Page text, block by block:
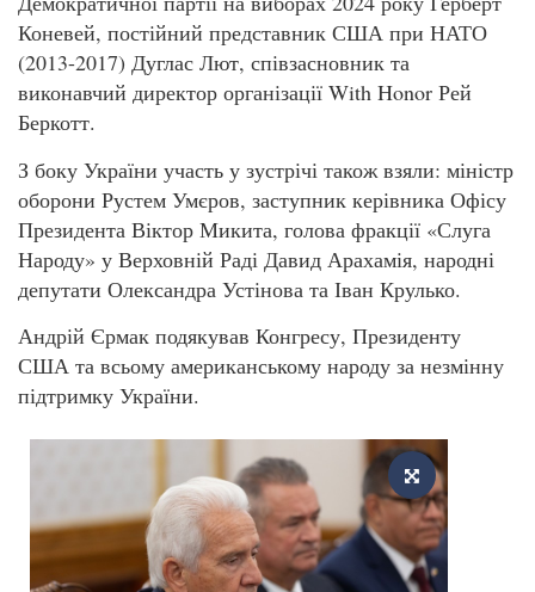
Коневей, постійний представник США при НАТО
(2013-2017) Дуглас Лют, співзасновник та
виконавчий директор організації With Honor Рей
Беркотт.
З боку України участь у зустрічі також взяли: міністр
оборони Рустем Умєров, заступник керівника Офісу
Президента Віктор Микита, голова фракції «Слуга
Народу» у Верховній Раді Давид Арахамія, народні
депутати Олександра Устінова та Іван Крулько.
Андрій Єрмак подякував Конгресу, Президенту
США та всьому американському народу за незмінну
підтримку України.